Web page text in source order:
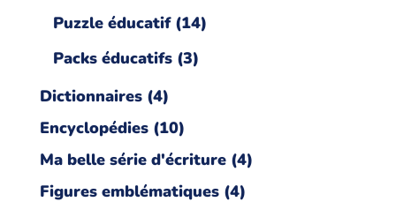
Puzzle éducatif 14
Packs éducatifs 3
Dictionnaires 4
Encyclopédies 10
Ma belle série d'écriture 4
Figures emblématiques 4